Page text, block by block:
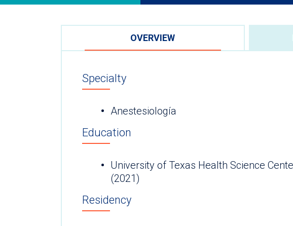
OVERVIEW
Specialty
Anestesiología
Education
University of Texas Health Science Center
(2021)
Residency